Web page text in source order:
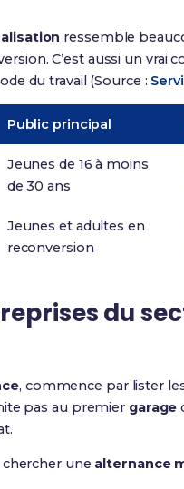
ressemble
C’est aussi un vrai
du travail (Source :
Public principal
Jeunes de 16 à moins
de 30 ans
Jeunes et adultes en
reconversion
du
, commence par lister
pas au premier garage
une alternance